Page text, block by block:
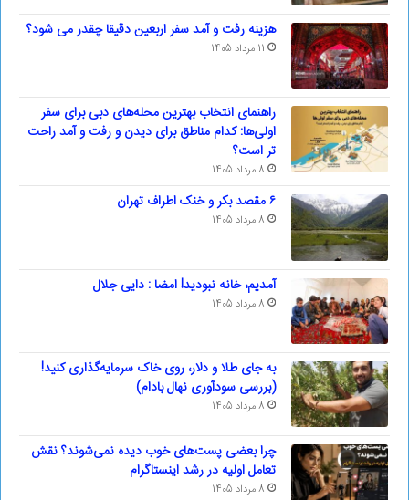
هزینه رفت و آمد سفر اربعین دقیقا چقدر می شود؟
11 مرداد 1405
راهنمای انتخاب بهترین محله‌های دبی برای سفر
اولی‌ها: کدام مناطق برای دیدن و رفت و آمد راحت
تر است؟
8 مرداد 1405
۶ مقصد بکر و خنک اطراف تهران
8 مرداد 1405
آمدیم، خانه نبودید! امضا : دایی جلال
8 مرداد 1405
به جای طلا و دلار، روی خاک سرمایه‌گذاری کنید!
(بررسی سودآوری نهال بادام)
8 مرداد 1405
چرا بعضی پست‌های خوب دیده نمی‌شوند؟ نقش
تعامل اولیه در رشد اینستاگرام
8 مرداد 1405